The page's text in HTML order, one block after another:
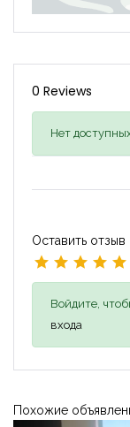
0 Reviews
Нет
Оставить отзыв
Войдите,
входа
Похожие